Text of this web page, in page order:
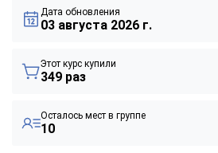
Дата обновления
03 августа 2026 г.
Этот курс купили
349 раз
Осталось мест в группе
10